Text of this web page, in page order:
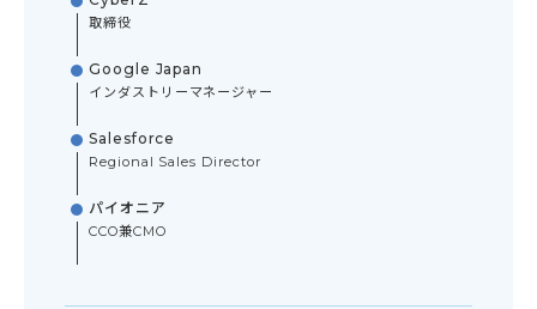
取締役
Google Japan
インダストリーマネージャー
Salesforce
Regional Sales Director
パイオニア
CCO兼CMO